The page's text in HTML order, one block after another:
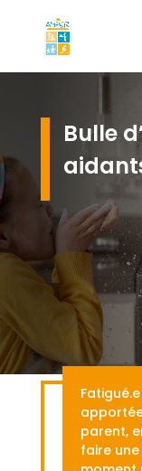
Bulle
parent,
faire